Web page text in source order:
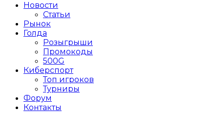
Новости
Статьи
Рынок
Голда
Розыгрыши
Промокоды
500G
Киберспорт
Топ игроков
Турниры
Форум
Контакты